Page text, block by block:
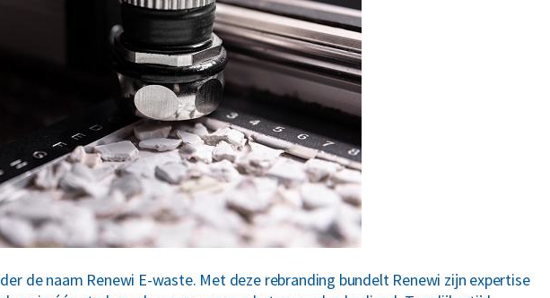
de naam Renewi E-waste. Met deze rebranding bundelt Renewi zijn expertise